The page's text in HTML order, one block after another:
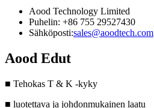
Aood Technology Limited
Puhelin: +86 755 29527430
Sähköposti:sales@aoodtech.com
Aood Edut
■ Tehokas T & K -kyky
■ luotettava ja johdonmukainen laatu